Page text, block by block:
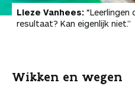
Lieze Vanhees: “Leerlingen
resultaat? Kan eigenlijk niet.”
Wikken en wegen